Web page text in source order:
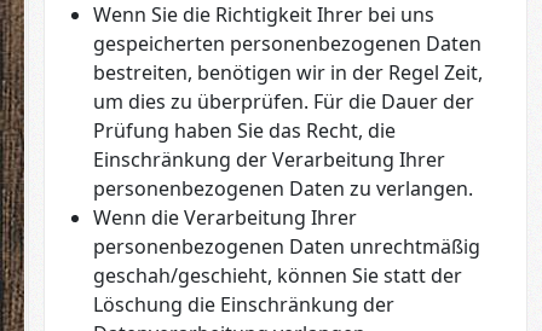
Wenn Sie die Richtigkeit Ihrer bei uns
gespeicherten personenbezogenen Daten
bestreiten, benötigen wir in der Regel Zeit,
um dies zu überprüfen. Für die Dauer der
Prüfung haben Sie das Recht, die
Einschränkung der Verarbeitung Ihrer
personenbezogenen Daten zu verlangen.
Wenn die Verarbeitung Ihrer
personenbezogenen Daten unrechtmäßig
geschah/geschieht, können Sie statt der
Löschung die Einschränkung der